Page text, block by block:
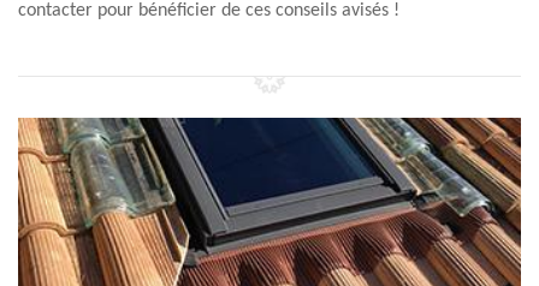
contacter pour bénéficier de ces conseils avisés !